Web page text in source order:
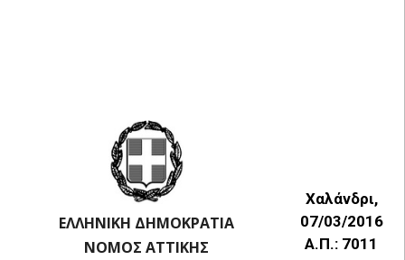
ΕΛΛΗΝΙΚΗ ΔΗΜΟΚΡΑΤΙΑ
ΝΟΜΟΣ ΑΤΤΙΚΗΣ
Χαλάνδρι,
07/03/2016
Α.Π.: 7011